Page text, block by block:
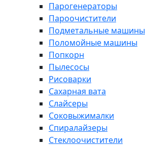
Парогенераторы
Пароочистители
Подметальные машины
Поломойные машины
Попкорн
Пылесосы
Рисоварки
Сахарная вата
Слайсеры
Соковыжималки
Спиралайзеры
Стеклоочистители